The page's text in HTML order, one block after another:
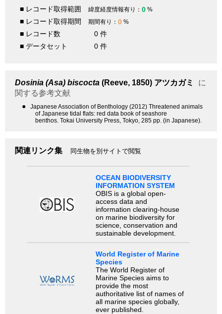
■ レコード取得範囲 緯度経度情報有り： 0 %
■ レコード取得期間 期間有り： 0 %
■ レコード数
0 件
■ データセット
0 件
Dosinia (Asa) biscocta (Reeve, 1850) アツカガミ
に
関する参考文献
●
Japanese Association of Benthology (2012) Threatened animals
of Japanese tidal flats: red data book of seashore
benthos. Tokai University Press, Tokyo, 285 pp. (in Japanese).
関連リンク集 同生物を別サイトで閲覧
OCEAN BIODIVERSITY
INFORMATION SYSTEM
OBIS is a global open-
access data and
information clearing-house
on marine biodiversity for
science, conservation and
sustainable development.
World Register of Marine
Species
The World Register of
Marine Species aims to
provide the most
authoritative list of names of
all marine species globally,
ever published.